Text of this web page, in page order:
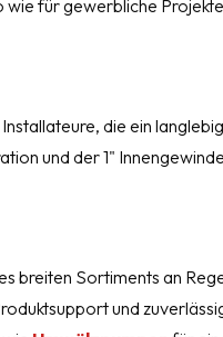
für gewerbliche
die ein
und der 1"
breiten Sortiments an
und